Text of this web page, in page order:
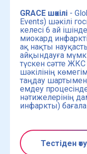
GRACE шәкілі -
Events) шәкілі
келесі 6 ай
миокард
ақ нақты
айқындауға
түскен сәтте ЖКС
шәкілінің
таңдау
емдеу
нәтижелерінің
инфаркты)
Тестіден өту